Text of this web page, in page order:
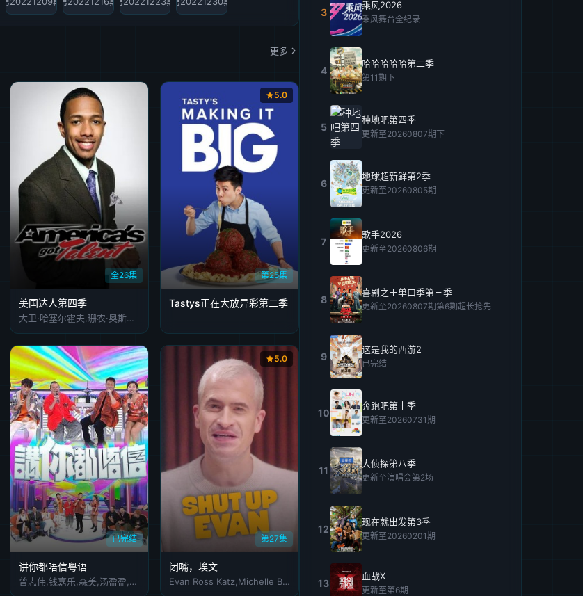
更多
全26集
美国达人第四季
大卫·哈塞尔霍夫,珊农·奥斯博内,皮尔斯·摩根
第25集
5.0
Tastys正在大放异彩第二季
已完结
讲你都唔信粤语
曾志伟,钱嘉乐,森美,汤盈盈,方力申,林子聪,张达明,卢海鹏
第27集
5.0
闭嘴，埃文
Evan Ross Katz,Michelle Buteau,Rachel Bloom
3
乘风2026
乘风舞台全纪录
4
哈哈哈哈哈第二季
第11期下
5
种地吧第四季
更新至20260807期下
6
地球超新鲜第2季
更新至20260805期
7
歌手2026
更新至20260806期
8
喜剧之王单口季第三季
更新至20260807期第6期超长抢先
9
这是我的西游2
已完结
10
奔跑吧第十季
更新至20260731期
11
大侦探第八季
更新至演唱会第2场
12
现在就出发第3季
更新至20260201期
13
血战X
更新至第6期